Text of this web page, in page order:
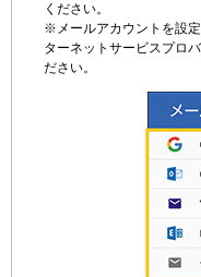
ください。
※メールアカウントを設
ターネットサービスプロ
ださい。